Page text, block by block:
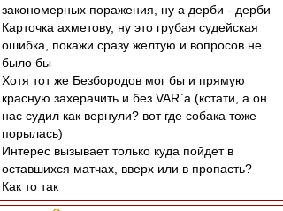
закономерных поражения, ну а дерби - дерби
Карточка ахметову, ну это грубая судейская
ошибка, покажи сразу желтую и вопросов не
было бы
Хотя тот же Безбородов мог бы и прямую
красную захерачить и без VAR`а (кстати, а он
нас судил как вернули? вот где собака тоже
порылась)
Интерес вызывает только куда пойдет в
оставшихся матчах, вверх или в пропасть?
Как то так